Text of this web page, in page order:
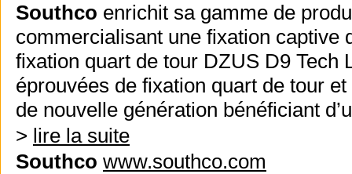
Southco enrichit sa gamme de
commercialisant une fixation captive
fixation quart de tour DZUS D9 Tech
éprouvées de fixation quart de tour
de nouvelle génération bénéficiant
> lire la suite
Southco www.southco.com